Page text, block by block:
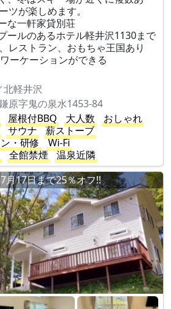
ツが楽しめます。
な一軒家貸別荘
ールのあるホテル軽井沢1130まで
レストラン、おもちゃ王国あり
ーケーションができる
軽井沢
原字鬼の泉水1453-84
屋根付BBQ 大人数
おしゃれ
サウナ
薪ストーブ
・研修
Wi-Fi
全館禁煙
温泉近隣
月17日まで25％オフ!!